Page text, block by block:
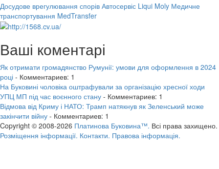
Досудове врегулювання спорів Автосервіс Liqui Moly Медичне
транспортування MedTransfer
Ваші коментарі
Як отримати громадянство Румунії: умови для оформлення в 2024
році - Комментариев: 1
На Буковині чоловіка оштрафували за організацію хресної ходи
УПЦ МП під час воєнного стану - Комментариев: 1
Відмова від Криму і НАТО: Трамп натякнув як Зеленський може
закінчити війну - Комментариев: 1
Copyright © 2008-2026 Платинова Буковина™. Всі права захищено.
Розміщення інформації. Контакти. Правова інформація.